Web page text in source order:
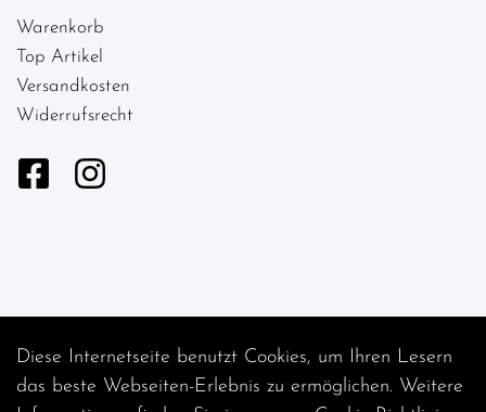
Warenkorb
Top Artikel
Versandkosten
Widerrufsrecht
Diese Internetseite benutzt Cookies, um Ihren Lesern
das beste Webseiten-Erlebnis zu ermöglichen. Weitere
Auftrag widerrufen